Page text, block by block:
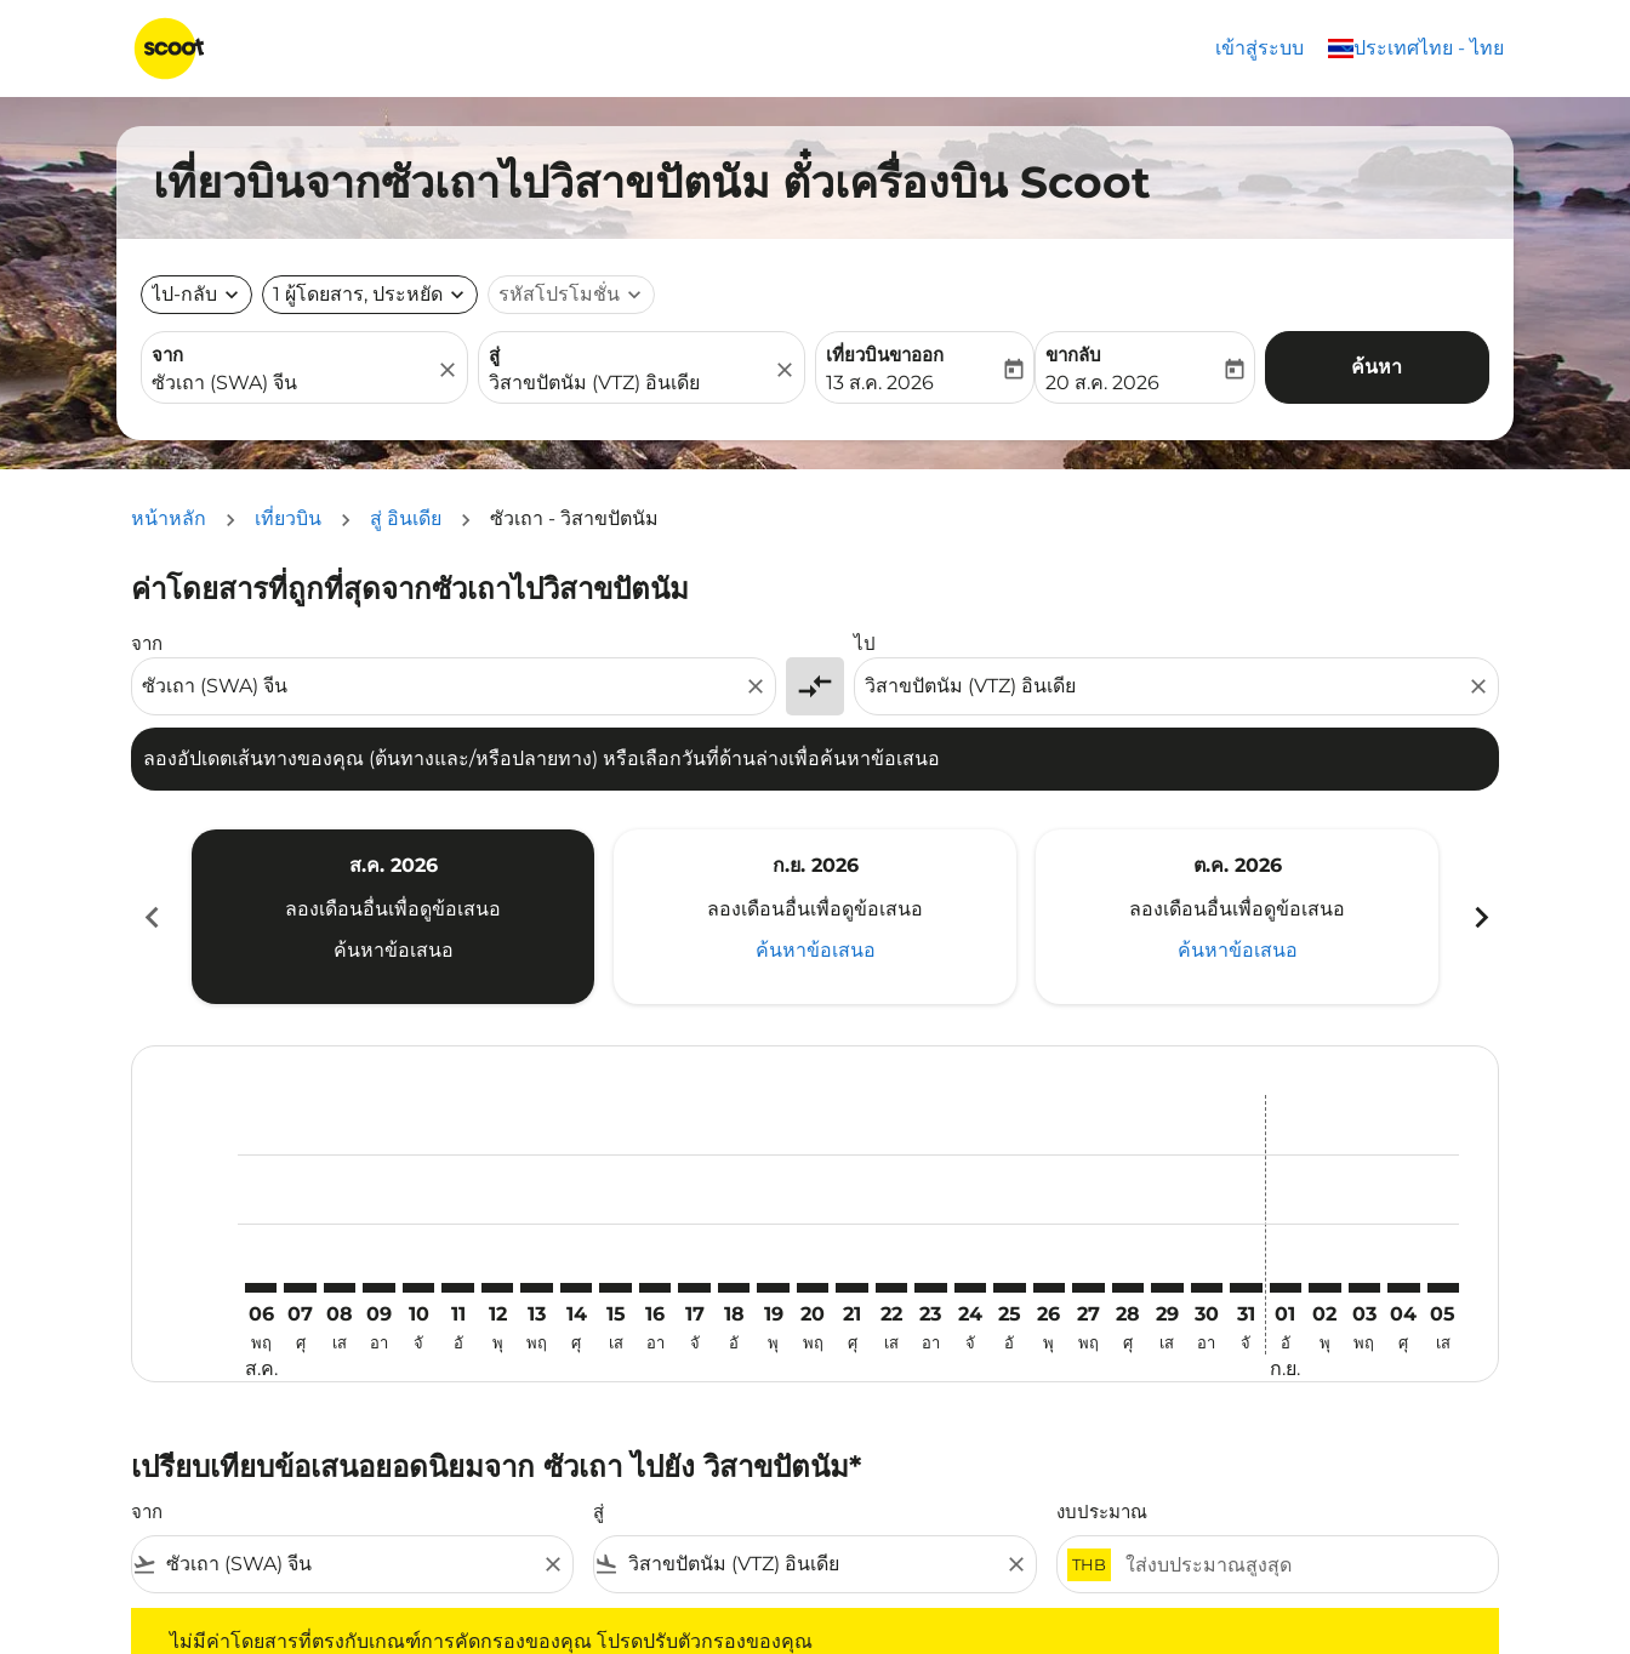
เข้าสู่ระบบ ประเทศไทย - ไทย
keyboard_arrow_down
เที่ยวบินจากซัวเถาไปวิสาขปัตนัม ตั๋วเครื่องบิน Scoot
ไป-กลับ expand_more 1 ผู้โดยสาร, ประหยัด expand_more รหัสโปรโมชั่น expand_more
จาก
close
สู่
close
เที่ยวบินขาออก
fc-booking-departure-date-aria-label
13 ส.ค. 2026
today
ขากลับ
fc-booking-return-date-aria-label
20 ส.ค. 2026
today ค้นหา
หน้าหลัก เที่ยวบิน สู่ อินเดีย ซัวเถา - วิสาขปัตนัม
ค่าโดยสารที่ถูกที่สุดจากซัวเถาไปวิสาขปัตนัม
จาก
close compare_arrows
ไป
close
ลองอัปเดตเส้นทางของคุณ (ต้นทางและ/หรือปลายทาง) หรือเลือกวันที่ด้านล่างเพื่อค้นหาข้อเสนอ
ลองอัปเดตเส้นทางของคุณ (ต้นทางและ/หรือปลายทาง) หรือเลือกวันที่ด้านล่างเพื่อค้นหาข้อเสนอ
chevron_left
ส.ค. 2026
ลองเดือนอื่นเพื่อดูข้อเสนอ
ค้นหาข้อเสนอ
ก.ย. 2026
ลองเดือนอื่นเพื่อดูข้อเสนอ
ค้นหาข้อเสนอ
ต.ค. 2026
ลองเดือนอื่นเพื่อดูข้อเสนอ
ค้นหาข้อเสนอ
chevron_right
06
พฤ
ส.ค.
07
ศุ
08
เส
09
อา
10
จั
11
อั
12
พุ
13
พฤ
14
ศุ
15
เส
16
อา
17
จั
18
อั
19
พุ
20
พฤ
SWA–VTZ: cmp-view-offers-disclaimer. ค้นหาข้อเสนอ
21
ศุ
SWA–VTZ: cmp-view-offers-disclaimer. ค้นหาข้อเสนอ
22
เส
SWA–VTZ: cmp-view-offers-disclaimer. ค้นหาข้อเสนอ
23
อา
SWA–VTZ: cmp-view-offers-disclaimer. ค้นหาข้อเสนอ
24
จั
SWA–VTZ: cmp-view-offers-disclaimer. ค้นหาข้อเสนอ
25
อั
SWA–VTZ: cmp-view-offers-disclaimer. ค้นหาข้อเสนอ
26
พุ
SWA–VTZ: cmp-view-offers-disclaimer. ค้นหาข้อเสนอ
27
พฤ
SWA–VTZ: cmp-view-offers-disclaimer. ค้นหาข้อเสนอ
28
ศุ
SWA–VTZ: cmp-view-offers-disclaimer. ค้นหาข้อเสนอ
29
เส
SWA–VTZ: cmp-view-offers-disclaimer. ค้นหาข้อเ
30
อา
SWA–VTZ: cmp-view-offers-disclaimer. ค้นห
31
จั
01
อั
ก.ย.
02
พุ
03
พฤ
04
ศุ
05
เส
เปรียบเทียบข้อเสนอยอดนิยมจาก ซัวเถา ไปยัง วิสาขปัตนัม*
จาก
flight_takeoff close
สู่
flight_land close
งบประมาณ
THB
ไม่มีค่าโดยสารที่ตรงกับเกณฑ์การคัดกรองของคุณ โปรดปรับตัวกรองของคุณ